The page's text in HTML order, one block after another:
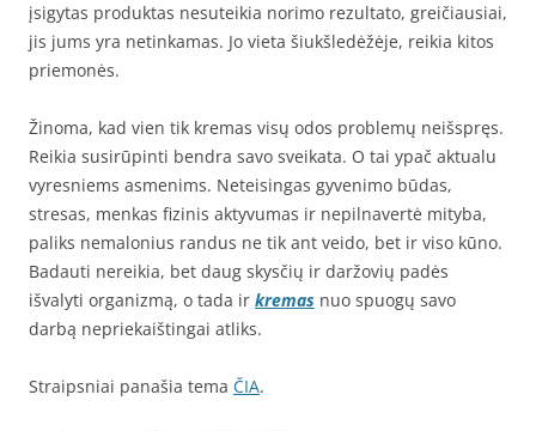
įsigytas produktas nesuteikia norimo rezultato, greičiausiai,
jis jums yra netinkamas. Jo vieta šiukšledėžėje, reikia kitos
priemonės.
Žinoma, kad vien tik kremas visų odos problemų neišspręs.
Reikia susirūpinti bendra savo sveikata. O tai ypač aktualu
vyresniems asmenims. Neteisingas gyvenimo būdas,
stresas, menkas fizinis aktyvumas ir nepilnavertė mityba,
paliks nemalonius randus ne tik ant veido, bet ir viso kūno.
Badauti nereikia, bet daug skysčių ir daržovių padės
išvalyti organizmą, o tada ir kremas nuo spuogų savo
darbą nepriekaištingai atliks.
Straipsniai panašia tema ČIA.